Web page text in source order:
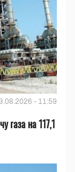
- 11:59
газа на 117,1